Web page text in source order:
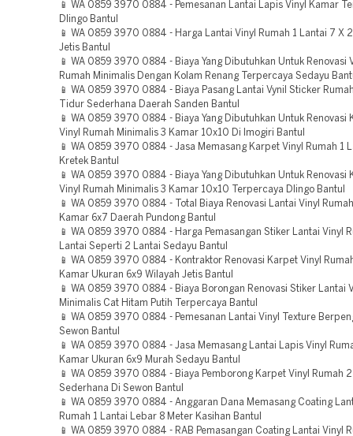
📱 WA 0859 3970 0884 - Pemesanan Lantai Lapis Vinyl Kamar
Dlingo Bantul
📱 WA 0859 3970 0884 - Harga Lantai Vinyl Rumah 1 Lantai 7 X
Jetis Bantul
📱 WA 0859 3970 0884 - Biaya Yang Dibutuhkan Untuk Renovasi
Rumah Minimalis Dengan Kolam Renang Terpercaya Sedayu
📱 WA 0859 3970 0884 - Biaya Pasang Lantai Vynil Sticker
Tidur Sederhana Daerah Sanden Bantul
📱 WA 0859 3970 0884 - Biaya Yang Dibutuhkan Untuk Renovasi
Vinyl Rumah Minimalis 3 Kamar 10x10 Di Imogiri Bantul
📱 WA 0859 3970 0884 - Jasa Memasang Karpet Vinyl Rumah 1
Kretek Bantul
📱 WA 0859 3970 0884 - Biaya Yang Dibutuhkan Untuk Renovasi
Vinyl Rumah Minimalis 3 Kamar 10x10 Terpercaya Dlingo Bantul
📱 WA 0859 3970 0884 - Total Biaya Renovasi Lantai Vinyl
Kamar 6x7 Daerah Pundong Bantul
📱 WA 0859 3970 0884 - Harga Pemasangan Stiker Lantai Vinyl
Lantai Seperti 2 Lantai Sedayu Bantul
📱 WA 0859 3970 0884 - Kontraktor Renovasi Karpet Vinyl
Kamar Ukuran 6x9 Wilayah Jetis Bantul
📱 WA 0859 3970 0884 - Biaya Borongan Renovasi Stiker Lantai
Minimalis Cat Hitam Putih Terpercaya Bantul
📱 WA 0859 3970 0884 - Pemesanan Lantai Vinyl Texture
Sewon Bantul
📱 WA 0859 3970 0884 - Jasa Memasang Lantai Lapis Vinyl
Kamar Ukuran 6x9 Murah Sedayu Bantul
📱 WA 0859 3970 0884 - Biaya Pemborong Karpet Vinyl Rumah
Sederhana Di Sewon Bantul
📱 WA 0859 3970 0884 - Anggaran Dana Memasang Coating
Rumah 1 Lantai Lebar 8 Meter Kasihan Bantul
📱 WA 0859 3970 0884 - RAB Pemasangan Coating Lantai Vinyl